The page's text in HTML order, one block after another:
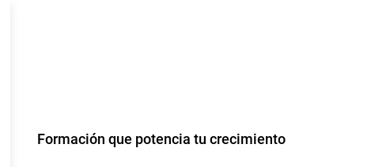
Formación que potencia tu crecimiento